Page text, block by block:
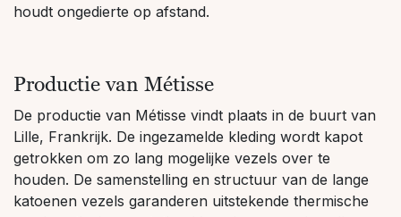
houdt ongedierte op afstand.
Productie van Métisse
De productie van Métisse vindt plaats in de buurt van
Lille, Frankrijk. De ingezamelde kleding wordt kapot
getrokken om zo lang mogelijke vezels over te
houden. De samenstelling en structuur van de lange
katoenen vezels garanderen uitstekende thermische